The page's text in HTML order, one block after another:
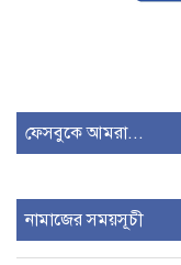
ফেসবুকে আমরা...
নামাজের সময়সূচী